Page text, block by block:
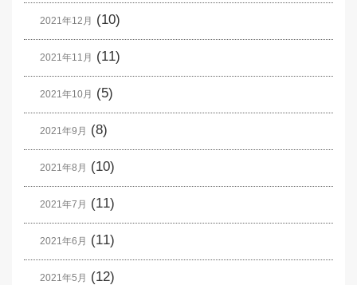
2021年12月 (10)
2021年11月 (11)
2021年10月 (5)
2021年9月 (8)
2021年8月 (10)
2021年7月 (11)
2021年6月 (11)
2021年5月 (12)